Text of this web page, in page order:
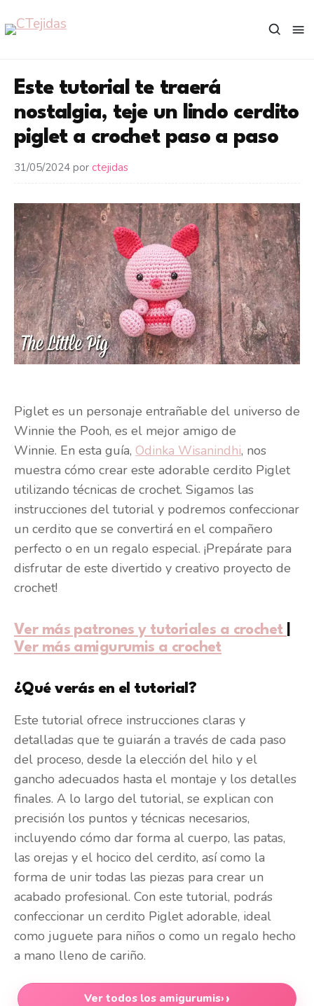
al
Este tutorial te traerá
nostalgia, teje un lindo cerdito
piglet a crochet paso a paso
31/05/2024 por ctejidas
Piglet es un personaje entrañable del universo de
Winnie the Pooh, es el mejor amigo de
Winnie. En esta guía, Odinka Wisanindhi, nos
muestra cómo crear este adorable cerdito Piglet
utilizando técnicas de crochet. Sigamos las
instrucciones del tutorial y podremos confeccionar
un cerdito que se convertirá en el compañero
perfecto o en un regalo especial. ¡Prepárate para
disfrutar de este divertido y creativo proyecto de
crochet!
Ver más patrones y tutoriales a crochet
Ver más amigurumis a crochet
¿Qué verás en el tutorial?
Este tutorial ofrece instrucciones claras y
detalladas que te guiarán a través de cada paso
del proceso, desde la elección del hilo y el
gancho adecuados hasta el montaje y los detalles
finales. A lo largo del tutorial, se explican con
precisión los puntos y técnicas necesarios,
incluyendo cómo dar forma al cuerpo, las patas,
las orejas y el hocico del cerdito, así como la
forma de unir todas las piezas para crear un
acabado profesional. Con este tutorial, podrás
confeccionar un cerdito Piglet adorable, ideal
como juguete para niños o como un regalo hecho
a mano lleno de cariño.
Ver todos los amigurumis›